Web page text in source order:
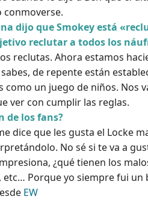
conmoverse.
dijo que Smokey está
reclutar a todos los
reclutas. Ahora estamos
de repente están
como un juego de niños. Nos
ver con cumplir las reglas.
de los fans?
dice que les gusta el Locke
No sé si te va a
¿qué tienen los
Porque yo siempre fui un
EW